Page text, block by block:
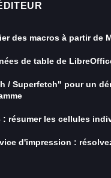
des macros à partir de
de table de
/ Superfetch" pour un
: résumer les cellules
d'impression :